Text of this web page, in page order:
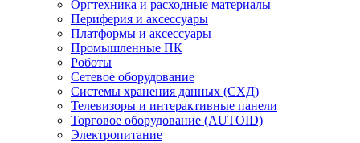
Оргтехника и расходные материалы
Периферия и аксессуары
Платформы и аксессуары
Промышленные ПК
Роботы
Сетевое оборудование
Системы хранения данных (СХД)
Телевизоры и интерактивные панели
Торговое оборудование (AUTOID)
Электропитание